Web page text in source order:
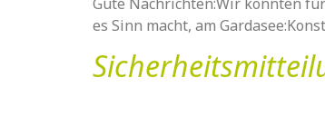
es Sinn macht, am